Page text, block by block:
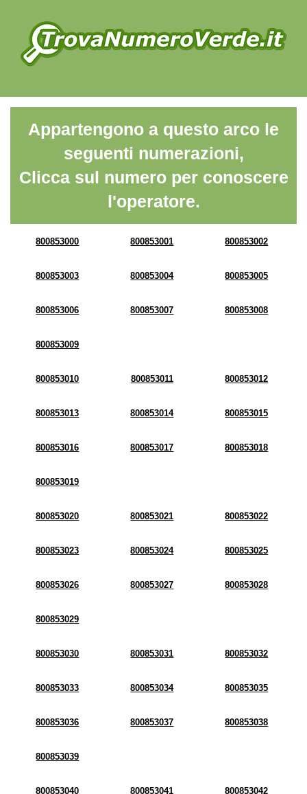
Appartengono a questo arco le
seguenti numerazioni,
Clicca sul numero per conoscere
l'operatore.
800853000 800853001 800853002
800853003 800853004 800853005
800853006 800853007 800853008
800853009
800853010 800853011 800853012
800853013 800853014 800853015
800853016 800853017 800853018
800853019
800853020 800853021 800853022
800853023 800853024 800853025
800853026 800853027 800853028
800853029
800853030 800853031 800853032
800853033 800853034 800853035
800853036 800853037 800853038
800853039
800853040 800853041 800853042